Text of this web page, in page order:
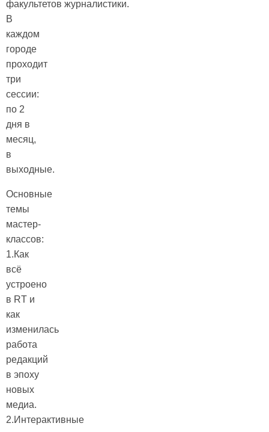
факультетов журналистики.
В
каждом
городе
проходит
три
сессии:
по 2
дня в
месяц,
в
выходные.
Основные
темы
мастер-
классов:
1.Как
всё
устроено
в RT и
как
изменилась
работа
редакций
в эпоху
новых
медиа.
2.Интерактивные